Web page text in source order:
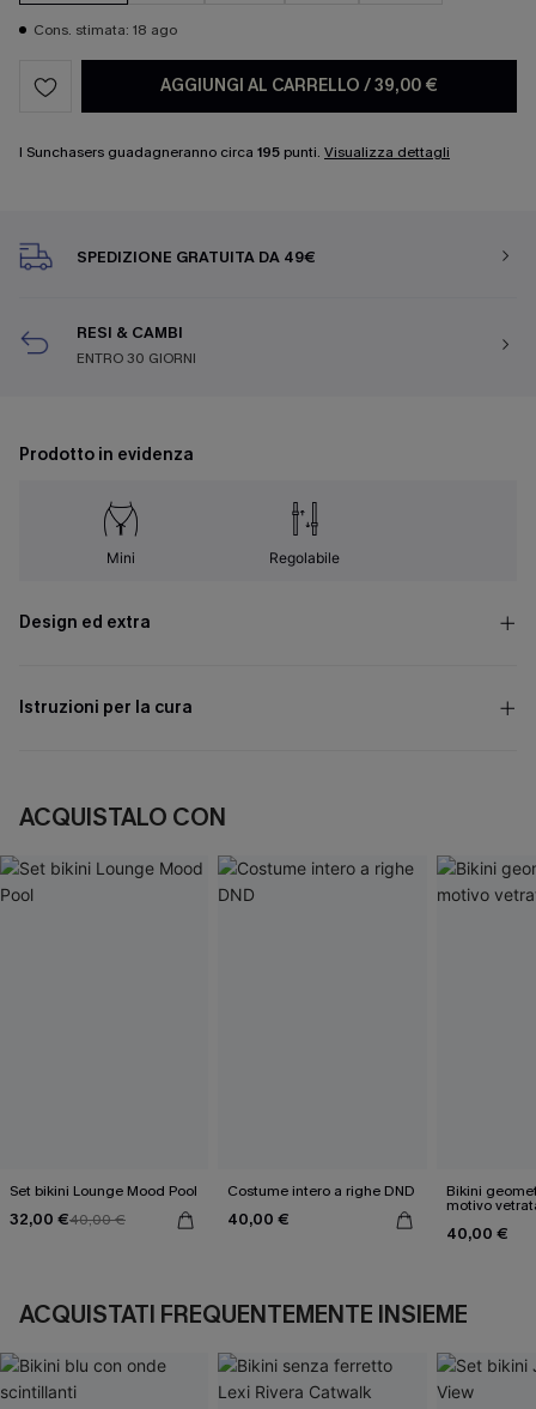
Cons. stimata: 18 ago
AGGIUNGI AL CARRELLO /39,00 €
I Sunchasers guadagneranno circa 195 punti. Visualizza dettagli
SPEDIZIONE GRATUITA DA 49€
RESI & CAMBI
ENTRO 30 GIORNI
Prodotto in evidenza
Mini Regolabile
Design ed extra
Istruzioni per la cura
ACQUISTALO CON
Set bikini Lounge Mood Pool
32,00 €40,00 €
Costume intero a righe DND
40,00 €
Bikini
motivo
40,00 €
ACQUISTATI FREQUENTEMENTE INSIEME